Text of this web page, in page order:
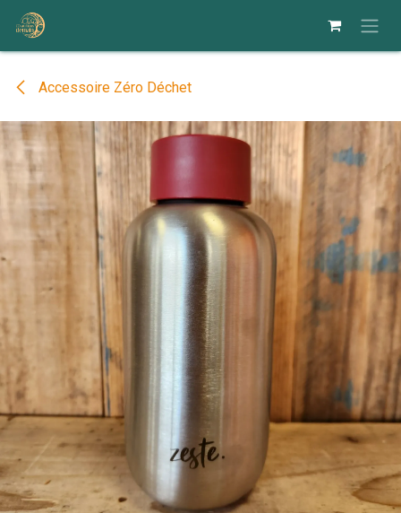
Se rendre au contenu
Accessoire Zéro Déchet